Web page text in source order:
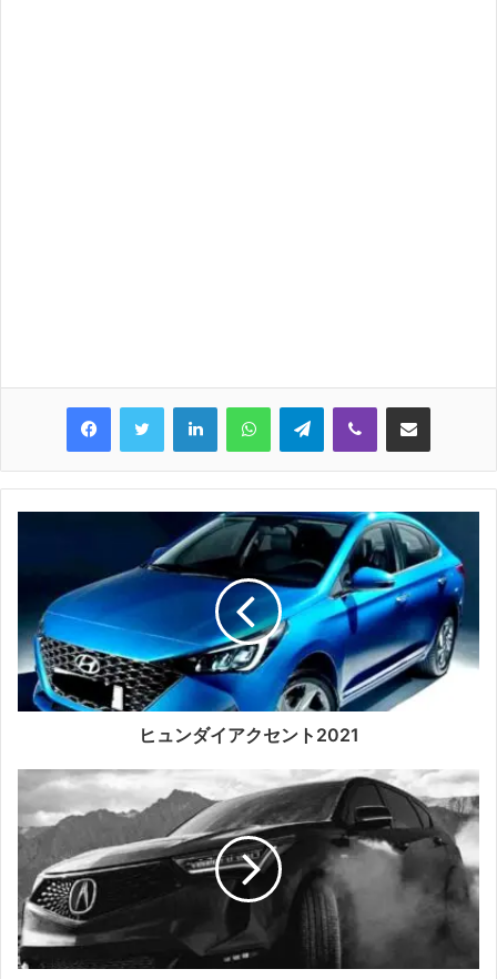
LinkedInWhatsAppTelegramViber Share via Email
ヒュンダイアクセント2021